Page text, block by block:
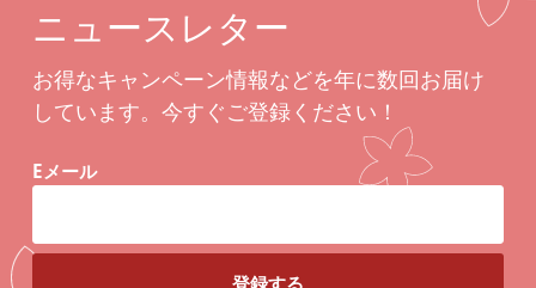
ニュースレター
お得なキャンペーン情報などを年に数回お届け
しています。今すぐご登録ください！
Eメール